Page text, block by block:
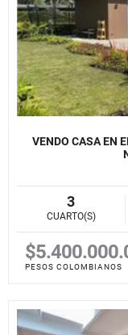
VENDO CASA EN
3
CUARTO(S)
PESOS COLOMBIANOS